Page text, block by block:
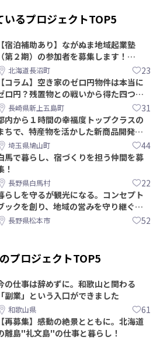
いるプロジェクトTOP5
【宿泊補助あり】ながぬま地域起業塾
（第２期）の参加者を募集します！
8/21〆】
北海道長沼町 23
【コラム】空き家のゼロ円物件は本当に
ロ円？残置物との戦いから得た四つの
訓｜新上五島町
長崎県新上五島町 31
内から１時間の幸福度トップクラスの
ちで、特産物を活かした新商品開発＆
メンバー募集！
埼玉県鳩山町 44
馬で暮らし、宿づくりを担う仲間を募
！
長野県白馬村 22
らしを守るが観光になる。コンセプト
ックを創り、地域の営みを守り継ぐ仲
を集めませんか？
長野県松本市 52
プロジェクトTOP5
の仕事は辞めずに。和歌山と関わる
「副業」という入口ができました
和歌山県 61
【再募集】感動の絶景とともに。北海道
離島"礼文島"の仕事と暮らし！